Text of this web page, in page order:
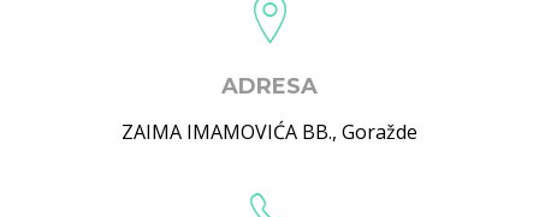
ADRESA
ZAIMA IMAMOVIĆA BB., Goražde